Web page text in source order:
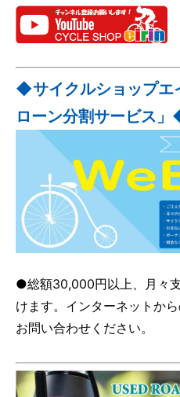
◆サイクルショップエ
ローン分割サービス
●総額30,000円以上、月々
けます。インターネットか
お問い合わせください。